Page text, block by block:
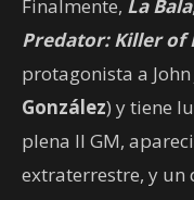
Finalmente, La Bala
Predator: Killer of
protagonista a John
González) y tiene
plena II GM,
extraterrestre, y un